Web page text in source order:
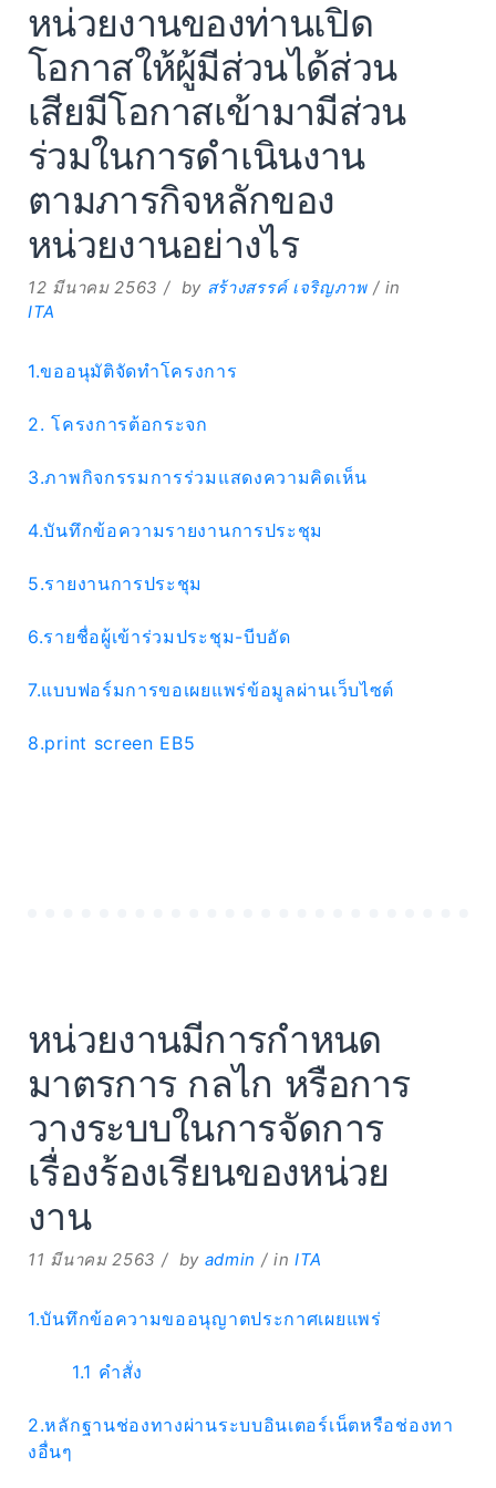
หน่วยงานของท่านเปิด
โอกาสให้ผู้มีส่วนได้ส่วน
เสียมีโอกาสเข้ามามีส่วน
ร่วมในการดำเนินงาน
ตามภารกิจหลักของ
หน่วยงานอย่างไร
12 มีนาคม 2563 by สร้างสรรค์ เจริญภาพ
in
ITA
1.ขออนุมัติจัดทำโครงการ
2. โครงการต้อกระจก
3.ภาพกิจกรรมการร่วมแสดงความคิดเห็น
4.บันทึกข้อความรายงานการประชุม
5.รายงานการประชุม
6.รายชื่อผู้เข้าร่วมประชุม-บีบอัด
7.แบบฟอร์มการขอเผยแพร่ข้อมูลผ่านเว็บไซต์
8.print screen EB5
หน่วยงานมีการกำหนด
มาตรการ กลไก หรือการ
วางระบบในการจัดการ
เรื่องร้องเรียนของหน่วย
งาน
11 มีนาคม 2563 by admin in ITA
1.บันทึกข้อความขออนุญาตประกาศเผยแพร่
1.1 คำสั่ง
2.หลักฐานช่องทางผ่านระบบอินเตอร์เน็ตหรือช่องทา
งอื่นๆ